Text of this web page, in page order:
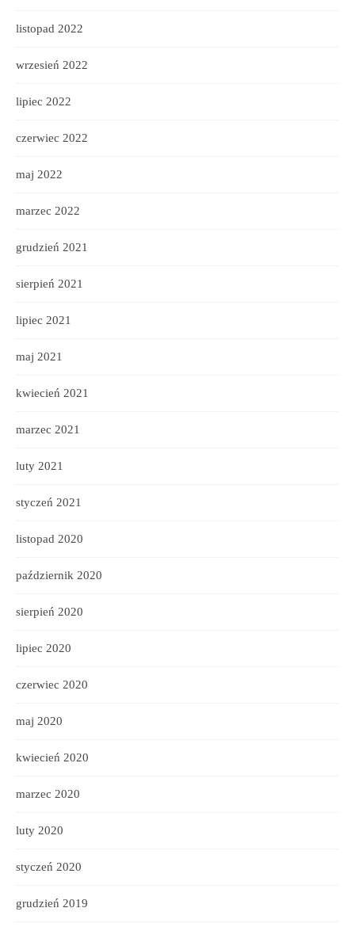
listopad 2022
wrzesień 2022
lipiec 2022
czerwiec 2022
maj 2022
marzec 2022
grudzień 2021
sierpień 2021
lipiec 2021
maj 2021
kwiecień 2021
marzec 2021
luty 2021
styczeń 2021
listopad 2020
październik 2020
sierpień 2020
lipiec 2020
czerwiec 2020
maj 2020
kwiecień 2020
marzec 2020
luty 2020
styczeń 2020
grudzień 2019